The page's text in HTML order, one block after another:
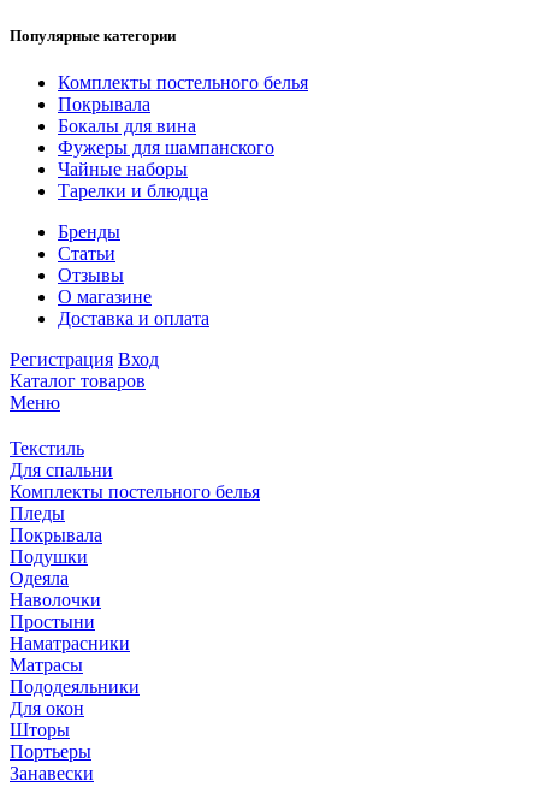
Популярные категории
Комплекты постельного белья
Покрывала
Бокалы для вина
Фужеры для шампанского
Чайные наборы
Тарелки и блюдца
Бренды
Статьи
Отзывы
О магазине
Доставка и оплата
Регистрация Вход
Каталог товаров
Меню
Текстиль
Для спальни
Комплекты постельного белья
Пледы
Покрывала
Подушки
Одеяла
Наволочки
Простыни
Наматрасники
Матрасы
Пододеяльники
Для окон
Шторы
Портьеры
Занавески